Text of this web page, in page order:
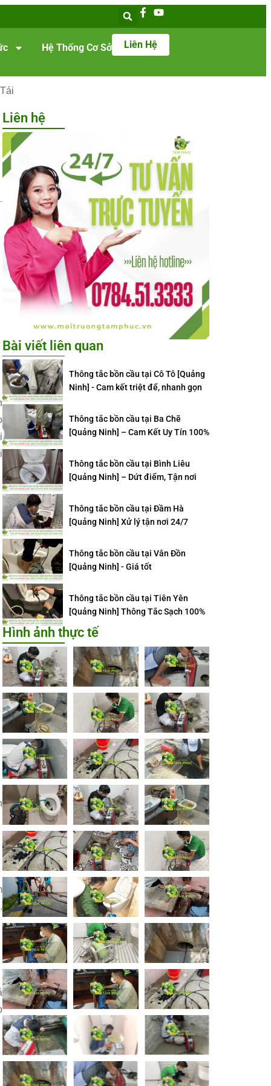
Hệ Thống Cơ Sở Liên Hệ
Liên hệ
Bài viết liên quan
Thông tắc bồn cầu tại Cô Tô [Quảng
Ninh] - Cam kết triệt để, nhanh gọn
Thông tắc bồn cầu tại Ba Chẽ
[Quảng Ninh] – Cam Kết Uy Tín 100%
Thông tắc bồn cầu tại Bình Liêu
[Quảng Ninh] – Dứt điểm, Tận nơi
Thông tắc bồn cầu tại Đầm Hà
[Quảng Ninh] Xử lý tận nơi 24/7
Thông tắc bồn cầu tại Vân Đồn
[Quảng Ninh] - Giá tốt
Thông tắc bồn cầu tại Tiên Yên
[Quảng Ninh] Thông Tắc Sạch 100%
Hình ảnh thực tế